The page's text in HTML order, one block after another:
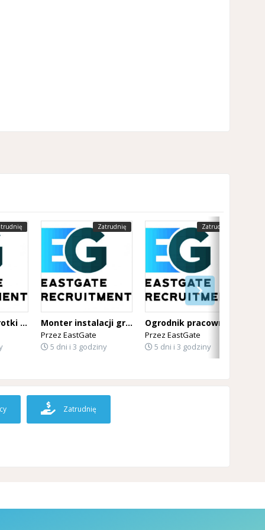
Kierowca wywrotki Belgia
Zatrudnię
Monter instalacji grzewczych i wentylacji Belgia
Przez EastGate
5 dni i 3 godziny
Zatrudnię
Przez EastGate
5 dni i 3 godziny
Zatrudnię